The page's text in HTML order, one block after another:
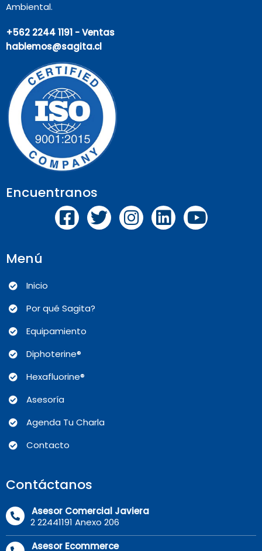
Ambiental.
+562 2244 1191 - Ventas
hablemos@sagita.cl
Encuentranos
Menú
Inicio
Por qué Sagita?
Equipamiento
Diphoterine®
Hexafluorine®
Asesoría
Agenda Tu Charla
Contacto
Contáctanos
Asesor Comercial Javiera
2 22441191 Anexo 206
Asesor Ecommerce